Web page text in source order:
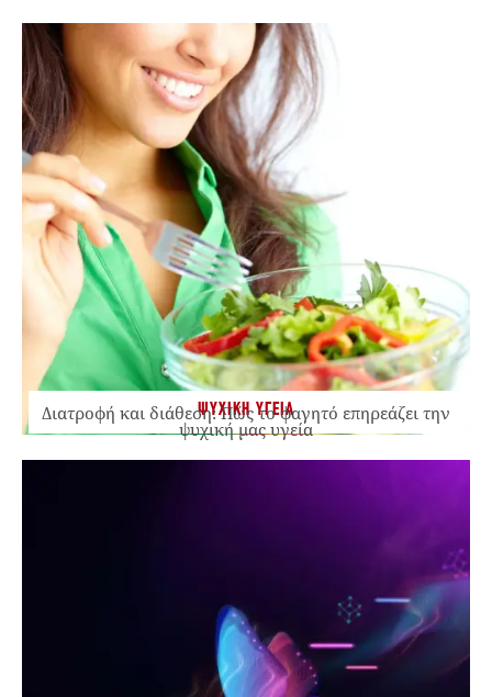
ΨΥΧΙΚΗ ΥΓΕΙΑ
Διατροφή και διάθεση: Πώς το φαγητό επηρεάζει την
ψυχική μας υγεία